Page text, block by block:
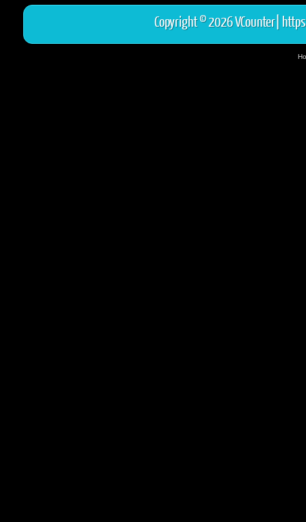
Copyright © 2026 VCounter|